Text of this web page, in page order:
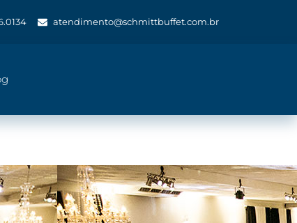
atendimento@schmittbuffet.com.br